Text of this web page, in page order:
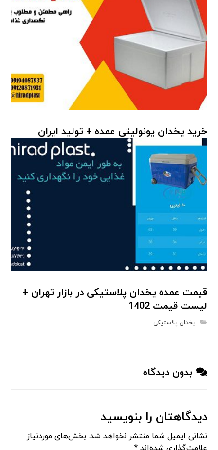
خرید یخدان یونولیتی عمده + تولید ایران
یخدان پلاستیکی
قیمت عمده یخدان پلاستیکی در بازار تهران +
لیست قیمت 1402
یخدان پلاستیکی
بدون دیدگاه
دیدگاهتان را بنویسید
نشانی ایمیل شما منتشر نخواهد شد. بخش‌های موردنیاز